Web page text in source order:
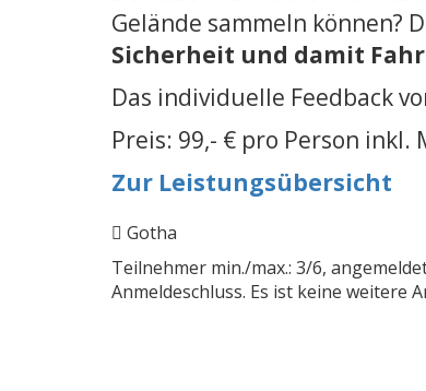
Gelände sammeln können?
Sicherheit und damit
Das individuelle Feedback
Preis: 99,- € pro Person inkl.
Zur Leistungsübersicht
Gotha
Teilnehmer min./max.: 3/6,
Anmeldeschluss. Es ist keine weitere